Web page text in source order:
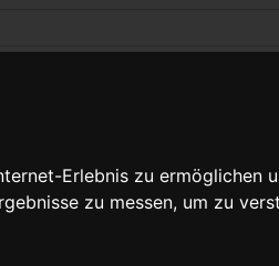
Erlebnis zu ermöglichen
zu messen, um zu